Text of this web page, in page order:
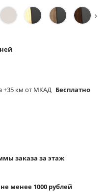
+35 км от МКАД Бесплатно
заказа за этаж
менее 1000 рублей